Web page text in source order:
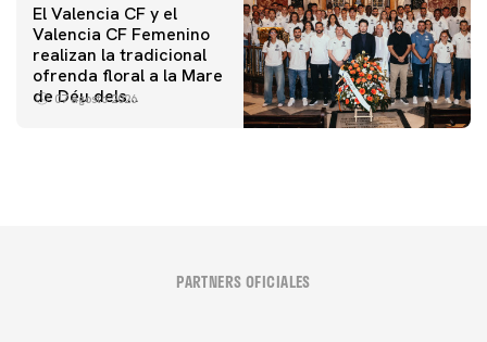
El Valencia CF y el
Valencia CF Femenino
realizan la tradicional
ofrenda floral a la Mare
de Déu dels
07 agosto 2026
PARTNERS OFICIALES